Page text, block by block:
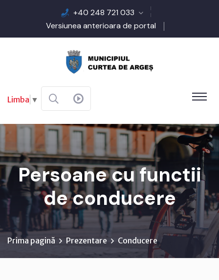
+40 248 721 033
Versiunea anterioara de portal
Limba ▼
Persoane cu functii
de conducere
Prima pagină Prezentare Conducere